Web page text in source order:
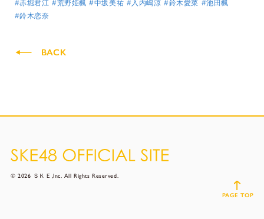
#赤堀君江 #荒野姫楓 #中坂美祐 #入内嶋涼 #鈴木愛菜 #池田楓
#鈴木恋奈
BACK
© 2026 ＳＫＥ,Inc. All Rights Reserved.
PAGE TOP